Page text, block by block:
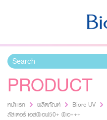
PRODUCT
หน้าแรก ผลิตภัณฑ์ Biore UV
ลัสเตอร์ เอสพีเอฟ50+ พีเอ+++